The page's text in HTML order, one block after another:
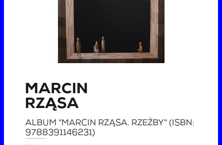
MARCIN
RZĄSA
ALBUM "MARCIN RZĄSA. RZEŹBY" (ISBN:
9788391146231)